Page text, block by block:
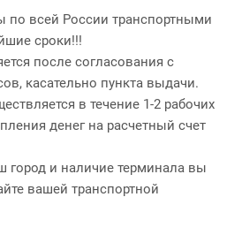
по всей России транспортными
сроки!!!
после согласования с
касательно пункта выдачи.
в течение 1-2 рабочих
денег на расчетный счет
город и наличие терминала вы
вашей транспортной